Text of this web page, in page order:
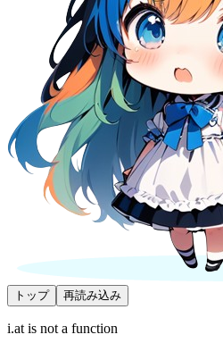
トップ 再読み込み
i.at is not a function